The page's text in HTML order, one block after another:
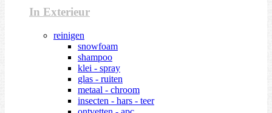
In Exterieur
reinigen
snowfoam
shampoo
klei - spray
glas - ruiten
metaal - chroom
insecten - hars - teer